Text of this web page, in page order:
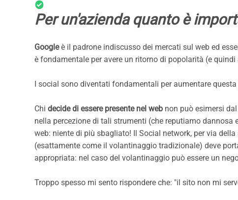
Per un'azienda quanto è
Googleè il padrone indiscusso dei mercati sul web ed
è fondamentale per avere un ritorno di popolarità (e
I social sono diventati fondamentali per aumentare
Chi decide di essere presente nel web non può esimersi
nella percezione di tali strumenti (che reputiamo
web: niente di più sbagliato! Il Social network, per via
(esattamente come il volantinaggio tradizionale) deve
appropriata: nel caso del volantinaggio può essere un
Troppo spesso mi sento rispondere che: "il sito non mi